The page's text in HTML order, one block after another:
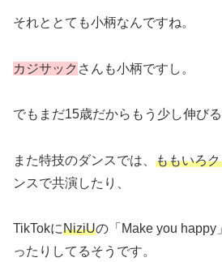
それととても小柄なんですね。
カジサック さんも小柄ですし。
でもまだ15歳だからもう少し伸びる
また特技のダンスでは、 ももいろ
ンスで共演したり、
TikTokにNiziUの「Make you happy
ったりしてるそうです。